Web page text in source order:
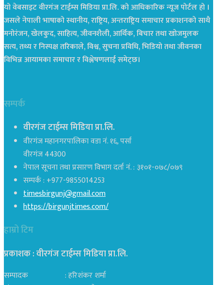
यो वेबसाइट वीरगंज टाईम्स मिडिया प्रा.लि. को आधिकारिक न्यूज पोर्टल हो ।
जसले नेपाली भाषाको स्थानीय, राष्ट्रिय, अन्तराष्ट्रिय समाचार प्रकाशनको साथै
मनोरंजन, खेलकुद, साहित्य, जीवनशैली, आर्थिक, बिचार तथा खोजमुलक
सत्य, तथ्य र निस्पक्ष तरिकाले, विश्व, सुचना प्रविधि, भिडियो तथा जीवनका
विभिन्न आयामका समाचार र विश्लेषणलाई समेट्छ।
सम्पर्क
वीरगंज टाईम्स मिडिया प्रा.लि.
वीरगंज महानगरपालिका वडा नं. १६, पर्सा
वीरगंज 44300
नेपाल सूचना तथा प्रसारण विभाग दर्ता नं. : ३१०१-०७८/०७९
सम्पर्क : +977-9855014253
timesbirgunj@gmail.com
https://birgunjtimes.com/
हाम्रो टिम
प्रकाशक : वीरगंज टाईम्स मिडिया प्रा‍.लि.
सम्पादक : हरिशंकर शर्मा